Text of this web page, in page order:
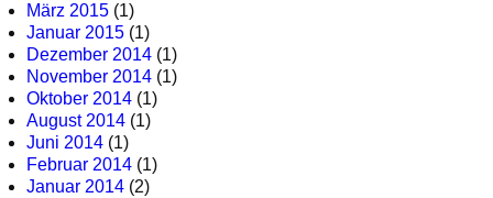
März 2015 (1)
Januar 2015 (1)
Dezember 2014 (1)
November 2014 (1)
Oktober 2014 (1)
August 2014 (1)
Juni 2014 (1)
Februar 2014 (1)
Januar 2014 (2)